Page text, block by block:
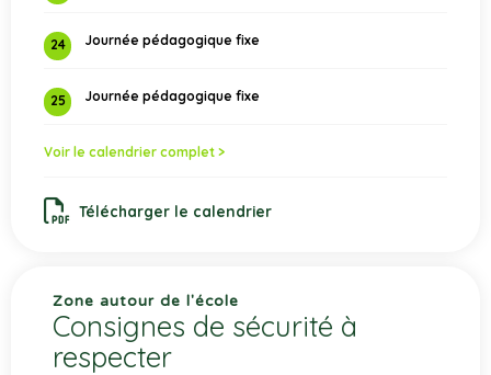
24 Journée pédagogique fixe
25 Journée pédagogique fixe
Voir le calendrier complet >
Télécharger le calendrier
Zone autour de l'école
Consignes de sécurité à
respecter